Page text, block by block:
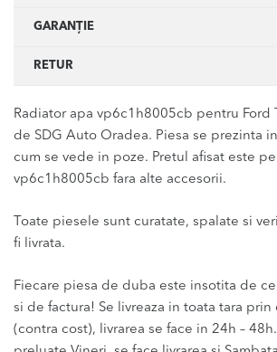
GARANȚIE
RETUR
Radiator apa vp6c1h8005cb pentru Ford
de SDG Auto Oradea. Piesa se prezinta
cum se vede in poze. Pretul afisat este
vp6c1h8005cb fara alte accesorii.
Toate piesele sunt curatate, spalate si
fi livrata.
Fiecare piesa de duba este insotita de
si de factura! Se livreaza in toata tara prin
(contra cost), livrarea se face in 24h –